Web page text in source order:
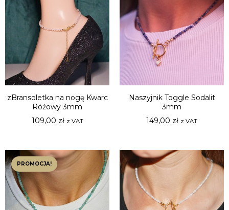
zBransoletka na nogę Kwarc
Różowy 3mm
109,00 zł z VAT
Naszyjnik Toggle Sodalit
3mm
149,00 zł z VAT
PROMOCJA!